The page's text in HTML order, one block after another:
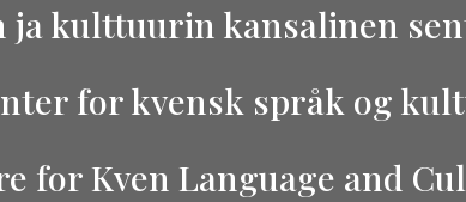
ja kulttuurin kansalinen
for kvensk språk og
for Kven Language and